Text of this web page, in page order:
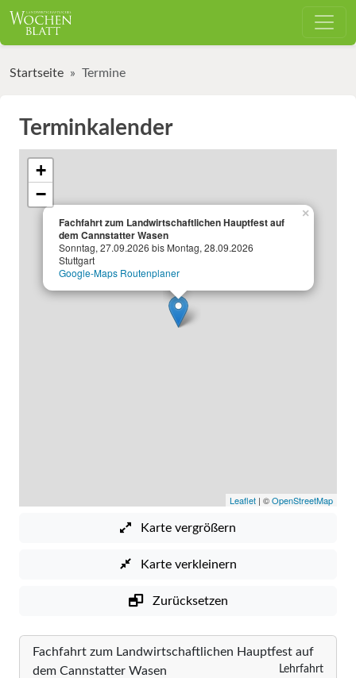
Startseite Termine
Terminkalender
Fachfahrt zum Landwirtschaftlichen Hauptfest auf
dem Cannstatter Wasen
Sonntag, 27.09.2026 bis Montag, 28.09.2026
Stuttgart
Google-Maps Routenplaner
×
+
−
Leaflet | ©OpenStreetMap
Karte vergrößern
Karte verkleinern
Zurücksetzen
Fachfahrt zum Landwirtschaftlichen Hauptfest auf
dem Cannstatter Wasen
Lehrfahrt